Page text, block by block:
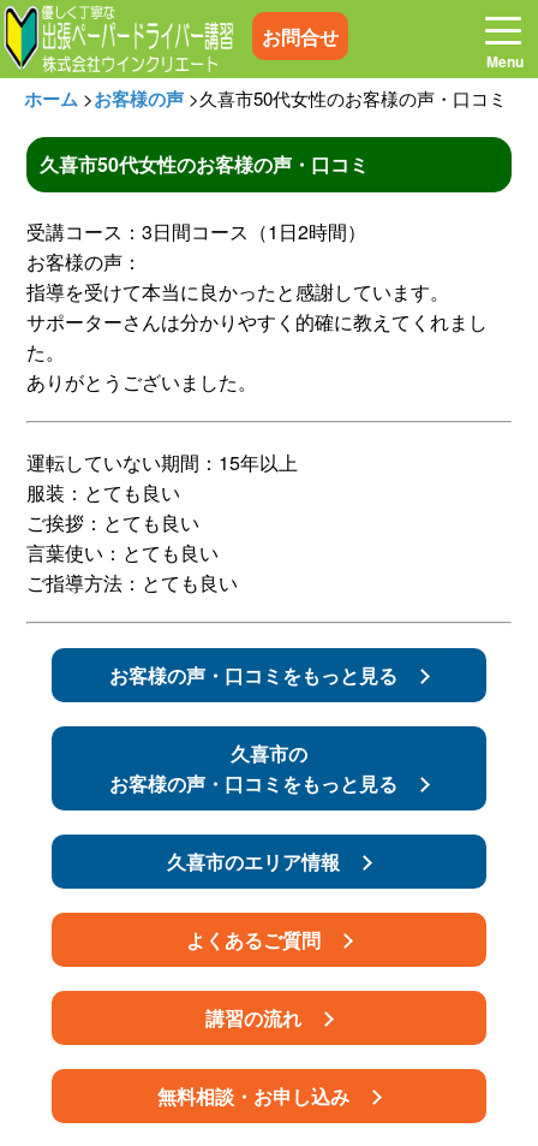
お問合せ
ホーム お電話はこちら
プログラム
出張地域
スタッフ紹介
簡易補助ブレーキと
は
キャンペーン
ホーム >お客様の声 >久喜市50代女性のお客様の声・口コミ
久喜市50代女性のお客様の声・口コミ
受講コース：3日間コース（1日2時間）
お客様の声：
指導を受けて本当に良かったと感謝しています。
サポーターさんは分かりやすく的確に教えてくれまし
た。
ありがとうございました。
運転していない期間：15年以上
服装：とても良い
ご挨拶：とても良い
言葉使い：とても良い
ご指導方法：とても良い
お客様の声・口コミをもっと見る
久喜市の
お客様の声・口コミをもっと見る
久喜市のエリア情報
よくあるご質問
講習の流れ
無料相談・お申し込み